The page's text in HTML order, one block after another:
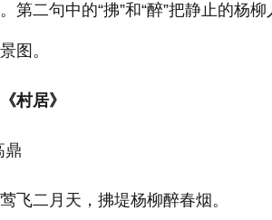
第二句中的“拂”和“醉”把静止的杨
图。
居》
鼎
飞二月天，拂堤杨柳醉春烟。